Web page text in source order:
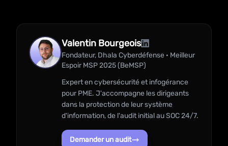
Valentin Bourgeois
Fondateur, Dhala Cyberdéfense · Meilleur
Espoir MSP 2025 (BeMSP)
Expert en cybersécurité et infogérance
pour PME. J'accompagne les dirigeants
dans la protection de leur système
d'information, de l'audit initial au SOC 24/7.
Demander un audit